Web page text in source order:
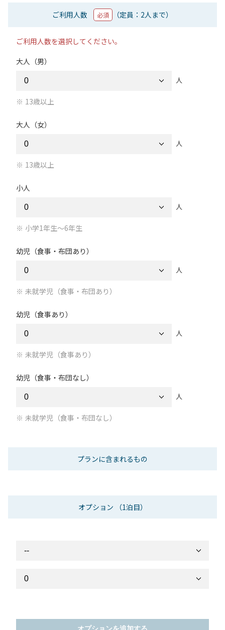
ご利用人数 必須 （定員：2人まで）
ご利用人数を選択してください。
大人（男）
人
13歳以上
大人（女）
人
13歳以上
小人
人
小学1年生～6年生
幼児（食事・布団あり）
人
未就学児（食事・布団あり）
幼児（食事あり）
人
未就学児（食事あり）
幼児（食事・布団なし）
人
未就学児（食事・布団なし）
プランに含まれるもの
オプション （1泊目）